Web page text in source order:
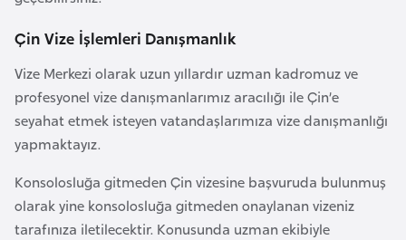
Çin Vize İşlemleri Danışmanlık
Vize Merkezi olarak uzun yıllardır uzman kadromuz ve
profesyonel vize danışmanlarımız aracılığı ile Çin’e
seyahat etmek isteyen vatandaşlarımıza vize danışmanlığı
yapmaktayız.
Konsolosluğa gitmeden Çin vizesine başvuruda bulunmuş
olarak yine konsolosluğa gitmeden onaylanan vizeniz
tarafınıza iletilecektir. Konusunda uzman ekibiyle
İ
z
l
a
n
a